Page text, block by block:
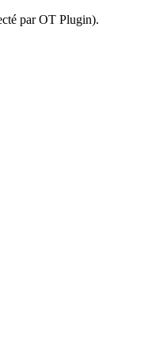
par OT Plugin).